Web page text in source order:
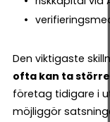
Den viktigaste
ofta kan ta
företag tidigare i
möjliggör